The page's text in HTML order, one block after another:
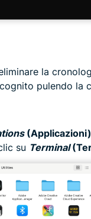
la
pulendo la
(Applicazioni)
su Terminal